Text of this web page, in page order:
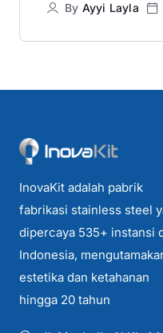
By Ayyi Layla
InovaKit adalah pabrik
fabrikasi stainless steel
dipercaya 535+ instansi
Indonesia,
estetika dan ketahanan
hingga 20 tahun